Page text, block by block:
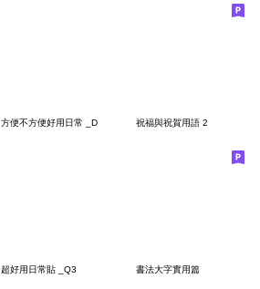
方便不方便好用日常 _D 祝福與祝賀用語 2
超好用日常貼 _Q3 書法大字實用篇